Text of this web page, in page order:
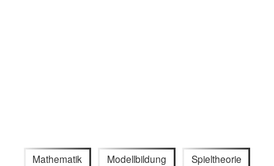
Mathematik Modellbildung Spieltheorie